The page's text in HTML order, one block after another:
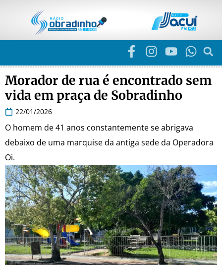
Morador de rua é encontrado sem
vida em praça de Sobradinho
22/01/2026
O homem de 41 anos constantemente se abrigava
debaixo de uma marquise da antiga sede da Operadora
Oi.